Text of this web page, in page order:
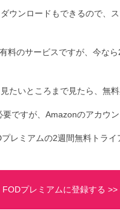
ウンロードもできるので、
料のサービスですが、今な
たいところまで見たら、無
ですが、Amazonのアカウ
レミアムの2週間無料トライ
FODプレミアムに登録する >>